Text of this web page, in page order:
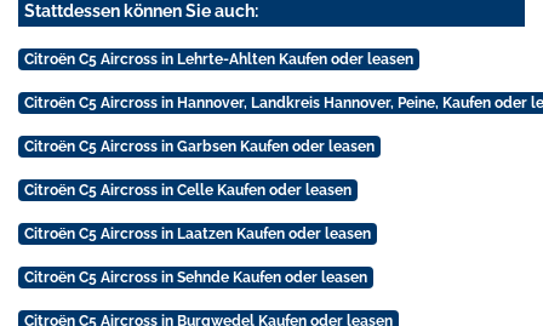
Stattdessen können Sie auch:
Citroën C5 Aircross in Lehrte-Ahlten Kaufen oder leasen
Citroën C5 Aircross in Hannover, Landkreis Hannover, Peine, Kaufen oder
Citroën C5 Aircross in Garbsen Kaufen oder leasen
Citroën C5 Aircross in Celle Kaufen oder leasen
Citroën C5 Aircross in Laatzen Kaufen oder leasen
Citroën C5 Aircross in Sehnde Kaufen oder leasen
Citroën C5 Aircross in Burgwedel Kaufen oder leasen